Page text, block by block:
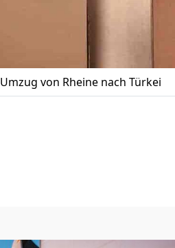
Umzug von Rheine nach Türkei